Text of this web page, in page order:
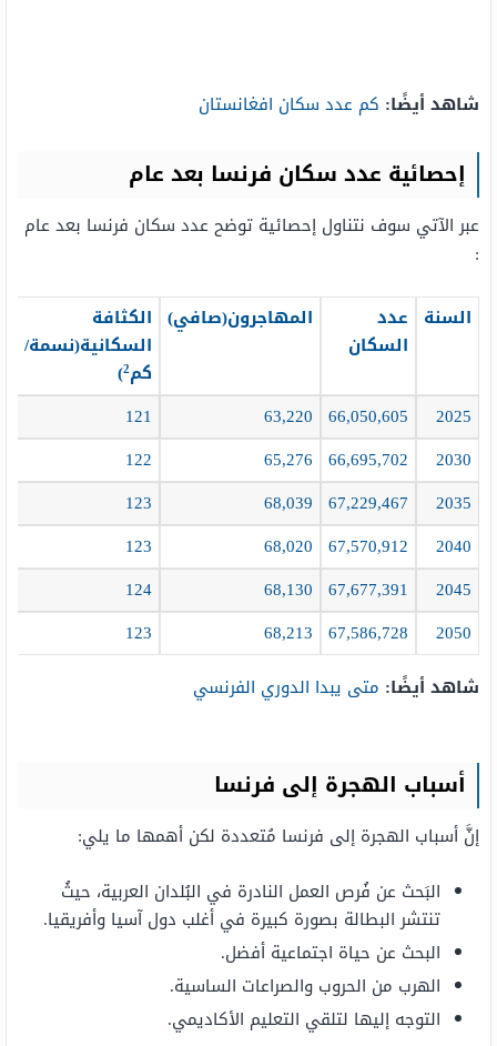
شاهد أيضًا: كم عدد سكان افغانستان
إحصائية عدد سكان فرنسا بعد عام
عبر الآتي سوف نتناول إحصائية توضح عدد سكان فرنسا بعد عام
:
السنة عدد
السكان
المهاجرون(صافي) الكثافة
السكانية(نسمة/
كم2
)
2025
66,050,605
63,220
121
2030
66,695,702
65,276
122
2035
67,229,467
68,039
123
2040
67,570,912
68,020
123
2045
67,677,391
68,130
124
2050
67,586,728
68,213
123
شاهد أيضًا: متى يبدا الدوري الفرنسي
أسباب الهجرة إلى فرنسا
إنَّ أسباب الهجرة إلى فرنسا مُتعددة لكن أهمها ما يلي:
البَحث عن فُرص العمل النادرة في البُلدان العربية، حيثُ
تنتشر البطالة بصورة كبيرة في أغلب دول آسيا وأفريقيا.
البحث عن حياة اجتماعية أفضل.
الهرب من الحروب والصراعات الساسية.
التوجه إليها لتلقي التعليم الأكاديمي.